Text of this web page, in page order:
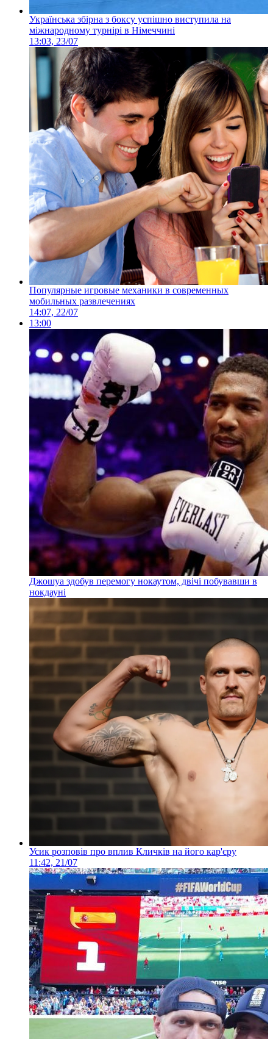
Українська збірна з боксу успішно виступила на
міжнародному турнірі в Німеччині
13:03, 23/07
Популярные игровые механики в современных
мобильных развлечениях
14:07, 22/07
13:00
Джошуа здобув перемогу нокаутом, двічі побувавши в
нокдауні
Усик розповів про вплив Кличків на його кар'єру
11:42, 21/07